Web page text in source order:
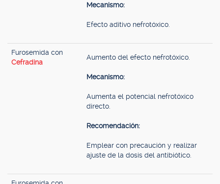
Mecanismo:
Efecto aditivo nefrotóxico.
Furosemida con
Cefradina
Aumento del efecto nefrotóxico.
Mecanismo:
Aumenta el potencial nefrotóxico
directo.
Recomendación:
Emplear con precaución y realizar
ajuste de la dosis del antibiótico.